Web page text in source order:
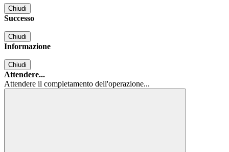
Chiudi
Successo
Chiudi
Informazione
Chiudi
Attendere...
Attendere il completamento dell'operazione...